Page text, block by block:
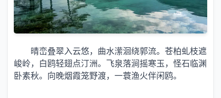
晴峦叠翠入云悠，曲水潆洄绕郭流。苍柏虬枝遮
峻岭，白鸥轻翅点汀洲。飞泉落涧摇寒玉，怪石临渊
卧素秋。向晚烟霞笼野渡，一蓑渔火伴闲鸥。